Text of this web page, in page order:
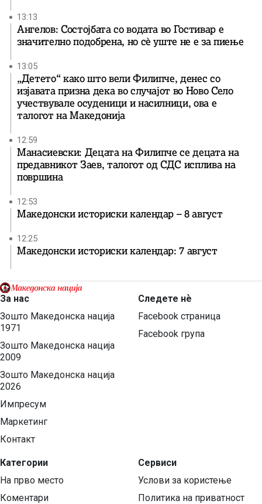
13:13
Ангелов: Состојбата со водата во Гостивар е
значително подобрена, но сè уште не е за пиење
13:05
„Детето“ како што вели Филипче, денес со
изјавата призна дека во случајот во Ново Село
учествувале осуденици и насилници, ова е
талогот на Македонија
12:59
Манасиевски: Децата на Филипче се децата на
предавникот Заев, талогот од СДС исплива на
површина
12:53
Македонски историски календар – 8 август
12:25
Македонски историски календар: 7 август
За нас
Зошто Македонска нација
1971
Зошто Македонска нација
2009
Зошто Македонска нација
2026
Импресум
Маркетинг
Контакт
Категории
На прво место
Коментари
Следете нѐ
Facebook страница
Facebook група
Сервиси
Услови за користење
Политика на приватност